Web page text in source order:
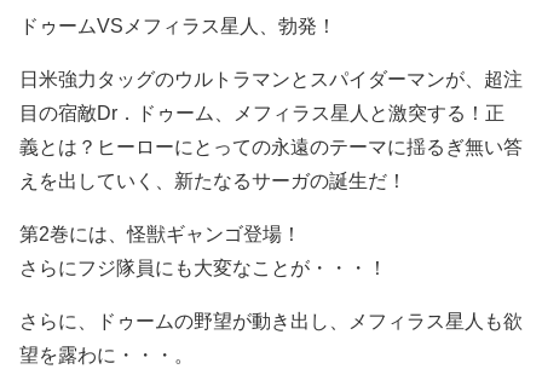
ドゥームVSメフィラス星人、勃発！
日米強力タッグのウルトラマンとスパイダーマンが、超注
目の宿敵Dr．ドゥーム、メフィラス星人と激突する！正
義とは？ヒーローにとっての永遠のテーマに揺るぎ無い答
えを出していく、新たなるサーガの誕生だ！
第2巻には、怪獣ギャンゴ登場！
さらにフジ隊員にも大変なことが・・・！
さらに、ドゥームの野望が動き出し、メフィラス星人も欲
望を露わに・・・。